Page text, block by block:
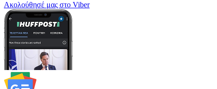
Ακολούθησέ μας στο Viber